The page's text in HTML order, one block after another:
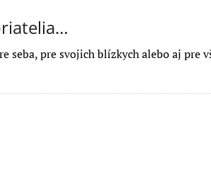
seba, pre svojich blízkych alebo aj pre